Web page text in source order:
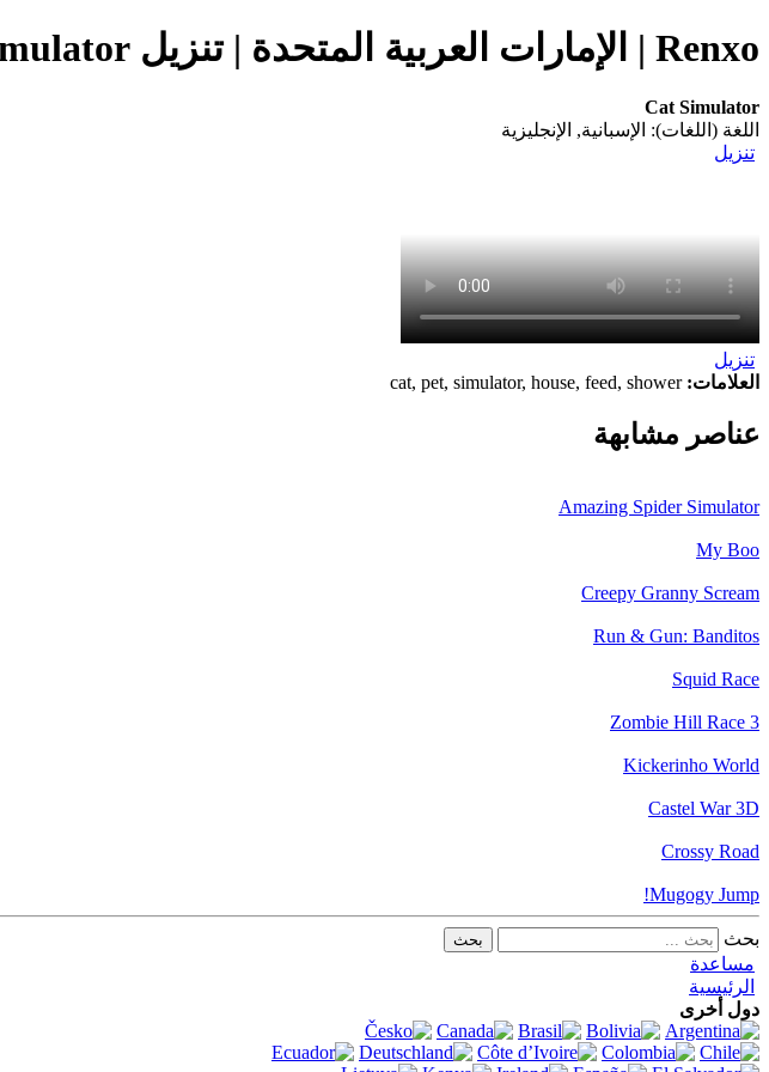
Renxo | الإمارات العربية المتحدة | تنزيل Cat Simulator (التطبيق) على هاتفك المحمول
Cat Simulator
اللغة (اللغات): الإسبانية, الإنجليزية
تنزيل
تنزيل
العلامات: cat, pet, simulator, house, feed, shower
عناصر مشابهة
Amazing Spider Simulator
My Boo
Creepy Granny Scream
Run & Gun: Banditos
Squid Race
Zombie Hill Race 3
Kickerinho World
Castel War 3D
Crossy Road
Mugogy Jump!
بحث
مساعدة
الرئيسية
دول أخرى